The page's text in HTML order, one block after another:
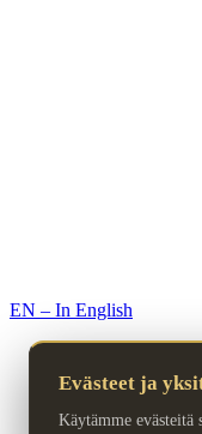
EN – In English
Evästeet ja
Käytämme